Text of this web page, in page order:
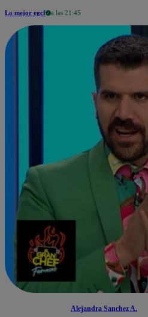
Lo mejor egcf a las 21:45
Alejandra Sanchez A.